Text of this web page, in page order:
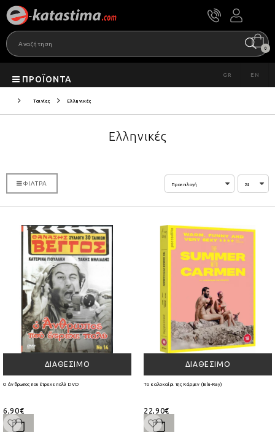
0
ΠΡΟΪΌΝΤΑ GR EN
Ταινίες Ελληνικές
Ελληνικές
ΦΊΛΤΡΑ
ΔΙΑΘΈΣΙΜΟ
Ο άνθρωπος που έτρεχε πολύ DVD
6,90€
ΔΙΑΘΈΣΙΜΟ
Το καλοκαίρι της Κάρμεν (Blu-Ray)
22,90€